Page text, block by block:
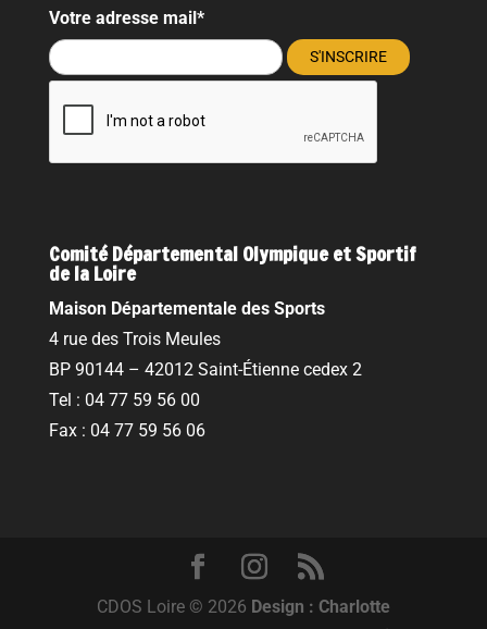
Votre adresse mail*
Comité Départemental Olympique et Sportif
de la Loire
Maison Départementale des Sports
4 rue des Trois Meules
BP 90144 – 42012 Saint-Étienne cedex 2
Tel : 04 77 59 56 00
Fax : 04 77 59 56 06
CDOS Loire © 2026 Design : Charlotte